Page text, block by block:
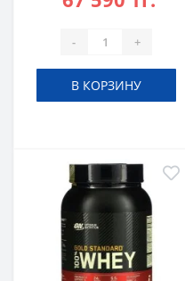
- +
В КОРЗИНУ